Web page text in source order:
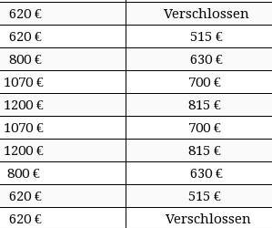
620 €
Verschlossen
620 €
515 €
800 €
630 €
1070 €
700 €
1200 €
815 €
1070 €
700 €
1200 €
815 €
800 €
630 €
620 €
515 €
620 €
Verschlossen